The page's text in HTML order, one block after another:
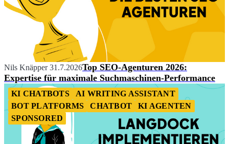
Nils Knäpper 31.7.2026Top SEO-Agenturen 2026:
Expertise für maximale Suchmaschinen-Performance
KI CHATBOTS
AI WRITING ASSISTANT
BOT PLATFORMS
CHATBOT
KI AGENTEN
SPONSORED